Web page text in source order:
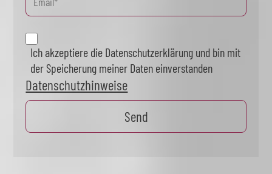
Ich akzeptiere die Datenschutzerklärung und bin mit
der Speicherung meiner Daten einverstanden
Datenschutzhinweise